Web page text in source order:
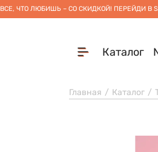
ВСЕ, ЧТО ЛЮБИШЬ – СО СКИДКОЙ! ПЕРЕЙДИ В
Каталог
Главная Каталог